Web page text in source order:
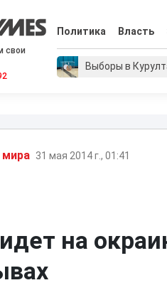
свои
Политика Власть
Выборы в
31 мая 2014 г., 01:41
на